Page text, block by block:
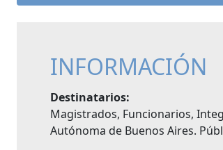
INFORMACIÓN
Destinatarios:
Magistrados, Funcionarios,
Autónoma de Buenos Aires.